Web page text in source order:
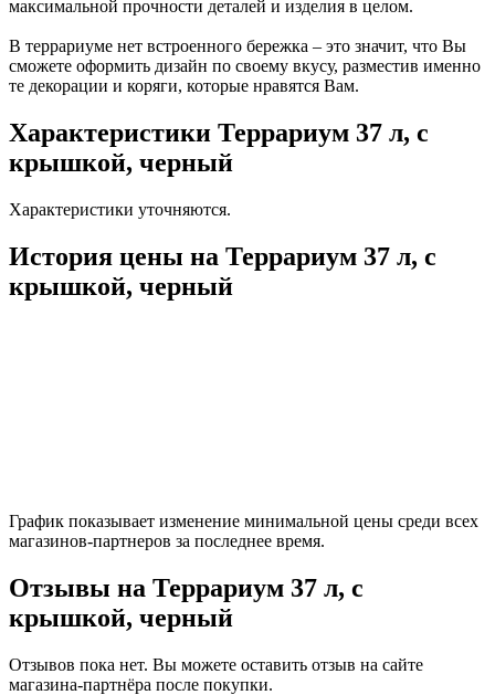
максимальной прочности деталей и изделия в целом.
В террариуме нет встроенного бережка – это значит, что Вы
сможете оформить дизайн по своему вкусу, разместив именно
те декорации и коряги, которые нравятся Вам.
Характеристики Террариум 37 л, с
крышкой, черный
Характеристики уточняются.
История цены на Террариум 37 л, с
крышкой, черный
График показывает изменение минимальной цены среди всех
магазинов-партнеров за последнее время.
Отзывы на Террариум 37 л, с
крышкой, черный
Отзывов пока нет. Вы можете оставить отзыв на сайте
магазина-партнёра после покупки.